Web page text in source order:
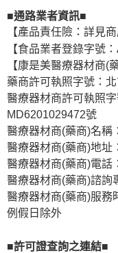
■通路業者資訊■
【產品責任險：詳見商
【食品業者登錄字號
【康是美醫療器材商(
藥商許可執照字號：
醫療器材商許可執照
MD6201029472號
醫療器材商(藥商)名稱
醫療器材商(藥商)地址
醫療器材商(藥商)電話
醫療器材商(藥商)諮詢
醫療器材商(藥商)服務
例假日除外
■許可證查詢之連結■